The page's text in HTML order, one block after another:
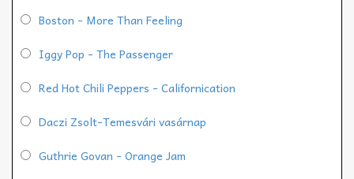
Boston - More Than Feeling
Iggy Pop - The Passenger
Red Hot Chili Peppers - Californication
Daczi Zsolt-Temesvári vasárnap
Guthrie Govan - Orange Jam